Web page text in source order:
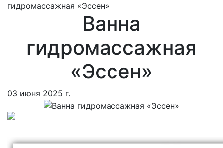
гидромассажная «Эссен»
Ванна
гидромассажная
«Эссен»
03 июня 2025 г.